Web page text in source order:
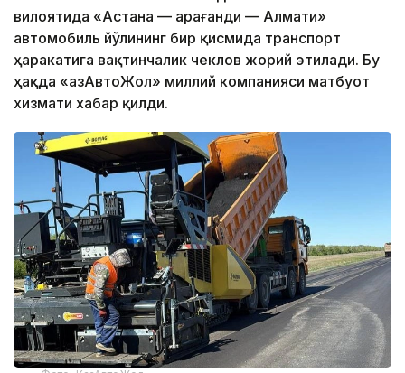
вилоятида «Астана — Қарағанди — Алмати»
автомобиль йўлининг бир қисмида транспорт
ҳаракатига вақтинчалик чеклов жорий этилади. Бу
ҳақда «ҚазАвтоЖол» миллий компанияси матбуот
хизмати хабар қилди.